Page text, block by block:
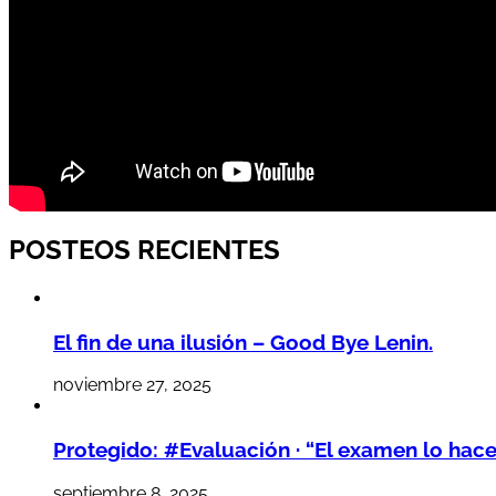
POSTEOS RECIENTES
El fin de una ilusión – Good Bye Lenin.
noviembre 27, 2025
Protegido: #Evaluación · “El examen lo